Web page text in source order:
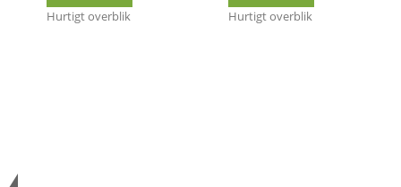
Hurtigt overblik
Hurtigt overblik